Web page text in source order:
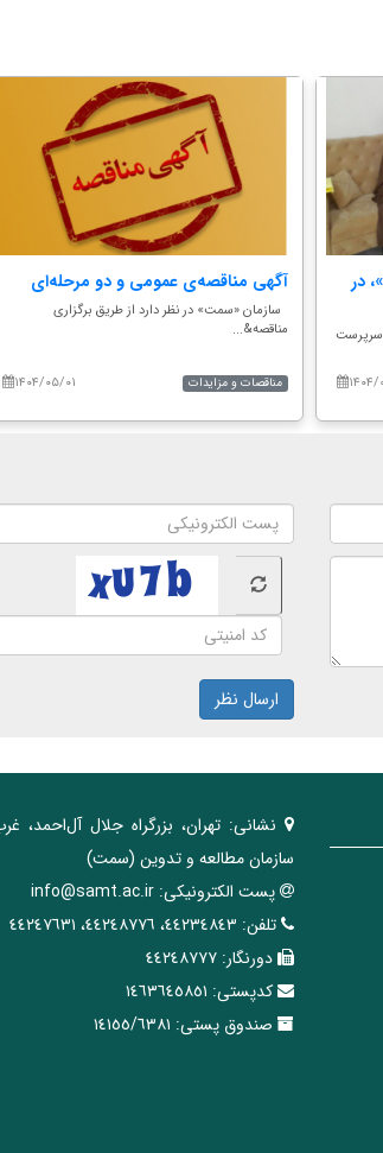
آگهی مناقصه‌ی عمومی و دو مرحله‌ای
سازمان «سمت» در نظر دارد از طریق برگزاری
مناقصه&...
۱۴۰۴/۰۵/۰۱ مناقصات و مزایدات
در
سرپرست
۰۹
ارسال نظر
نشانی: تهران، ‌بزرگراه ‌جلال آل‌احمد،
سازمان مطالعه و تدوین‌ (سمت)
پست الکترونیکی: info@samt.ac.ir
تلفن: ٤٤٢٣٤٨٤٣، ٤٤٢٤٨٧٧٦، ٤٤٢٤٧٦٣١
دورنگار: ٤٤٢٤٨٧٧٧
کدپستی: ١٤٦٣٦٤٥٨٥١
صندوق پستی: ١٤١٥٥/٦٣٨١